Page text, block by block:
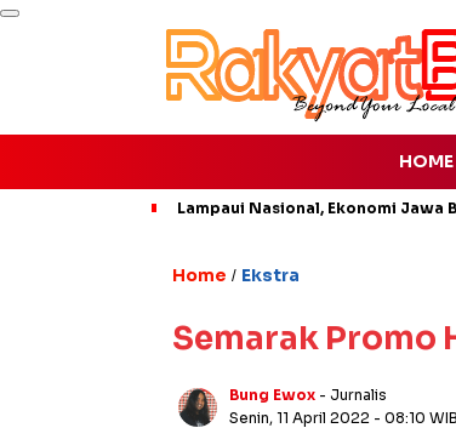
HOME
Lampaui Nasional, Ekonomi Jawa
Home / Ekstra
Semarak Promo
Bung Ewox - Jurnalis
Senin, 11 April 2022 - 08:10 WIB